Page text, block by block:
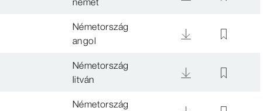
Németország
angol
Németország
litván
Németország